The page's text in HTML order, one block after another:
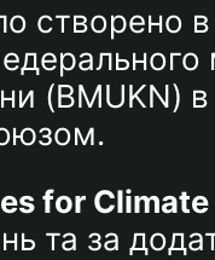
створено
(BMUKN) в
for
та за